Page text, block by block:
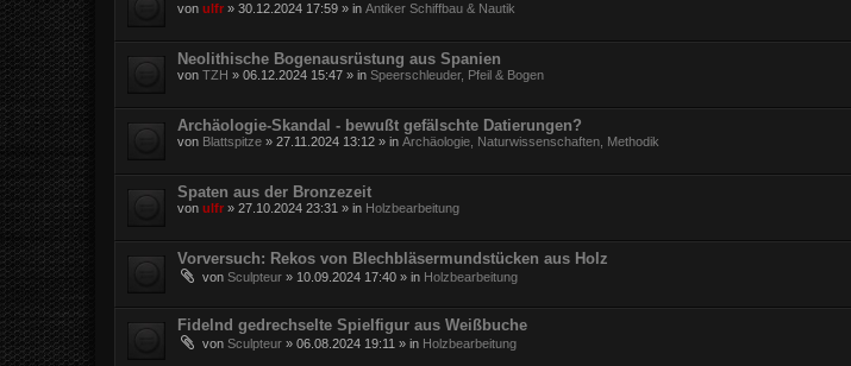
von ulfr » 30.12.2024 17:59 » in Antiker Schiffbau & Nautik
Neolithische Bogenausrüstung aus Spanien
von TZH » 06.12.2024 15:47 » in Speerschleuder, Pfeil & Bogen
Archäologie-Skandal - bewußt gefälschte Datierungen?
von Blattspitze » 27.11.2024 13:12 » in Archäologie, Naturwissenschaften, Methodik
Spaten aus der Bronzezeit
von ulfr » 27.10.2024 23:31 » in Holzbearbeitung
Vorversuch: Rekos von Blechbläsermundstücken aus Holz
von Sculpteur » 10.09.2024 17:40 » in Holzbearbeitung
Fidelnd gedrechselte Spielfigur aus Weißbuche
von Sculpteur » 06.08.2024 19:11 » in Holzbearbeitung